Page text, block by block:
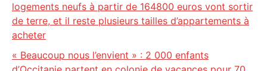
logements neufs à partir de 164800 euros vont sortir
de terre, et il reste plusieurs tailles d’appartements à
acheter
« Beaucoup nous l’envient » : 2 000 enfants